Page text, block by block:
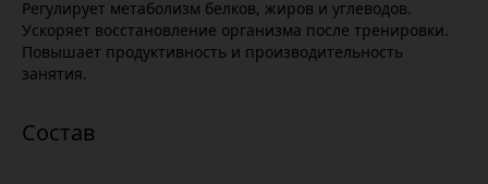
Регулирует метаболизм белков, жиров и углеводов.
Ускоряет восстановление организма после тренировки.
Повышает продуктивность и производительность
занятия.